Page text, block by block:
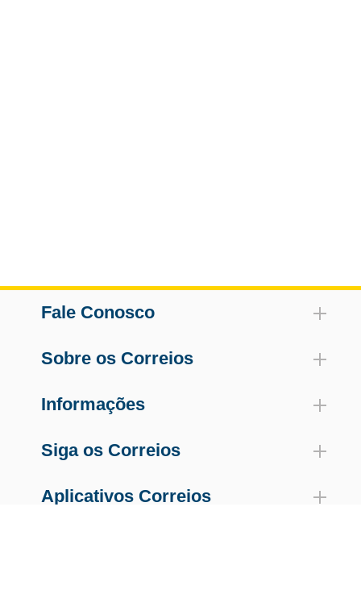
Fale Conosco
Sobre os Correios
Informações
Siga os Correios
Aplicativos Correios